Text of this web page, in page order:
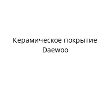
Керамическое покрытие
Daewoo